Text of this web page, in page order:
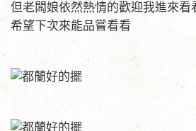
但老闆娘依然熱情的歡迎我進來看
希望下次來能品嘗看看